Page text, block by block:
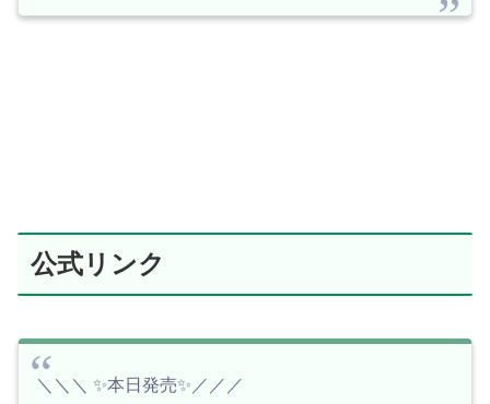
公式リンク
＼＼＼ ✨本日発売✨／／／